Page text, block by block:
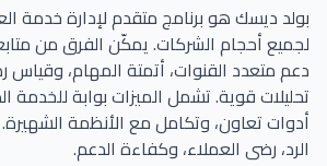
بولد ديسك هو برنامج متقدم لإدارة خدمة
لجميع أحجام الشركات. يمكّن الفرق من
دعم متعدد القنوات، أتمتة المهام، وقياس
تحليلات قوية. تشمل الميزات بوابة للخدمة
أدوات تعاون، وتكامل مع الأنظمة
الرد، رضى العملاء، وكفاءة الدعم.